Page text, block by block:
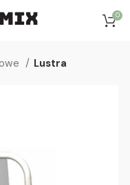
0
Lustra